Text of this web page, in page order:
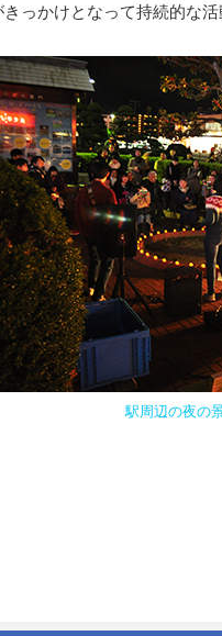
っかけとなって持続的な
駅周辺の夜の